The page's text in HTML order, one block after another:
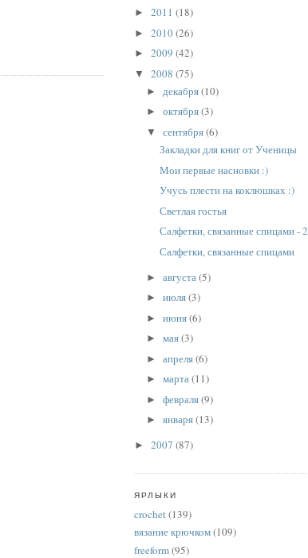
► 2011 (18)
► 2010(26)
► 2009 (42)
▼ 2008 (75)
► декабря(10)
►октября(3)
▼сентября(6)
Закладки для книг от Ученицы
Мои первые насновки :)
Учусь плести на коклюшках :)
Светлая гостья
Салфетки, связанные спицами - 2
Салфетки, связанные спицами
►августа(5)
►июля(3)
►июня(6)
►мая(3)
►апреля(6)
►марта(11)
►февраля(9)
►января(13)
► 2007 (87)
ЯРЛЫКИ
crochet(139)
вязание крючком(109)
freeform(95)